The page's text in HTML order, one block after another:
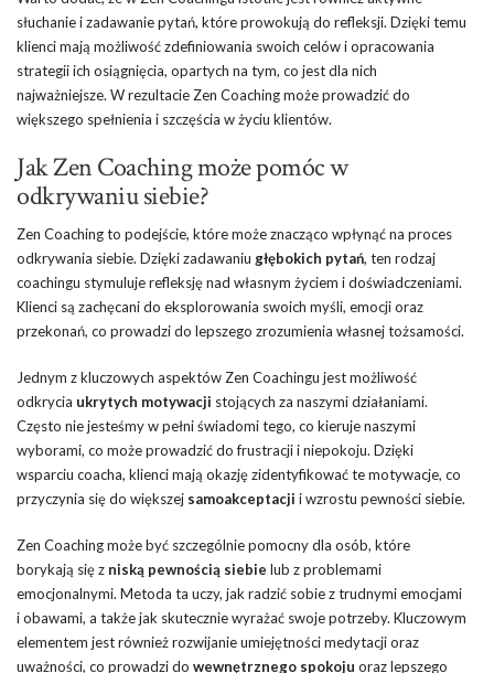
słuchanie i zadawanie pytań, które prowokują do refleksji. Dzięki temu
klienci mają możliwość zdefiniowania swoich celów i opracowania
strategii ich osiągnięcia, opartych na tym, co jest dla nich
najważniejsze. W rezultacie Zen Coaching może prowadzić do
większego spełnienia i szczęścia w życiu klientów.
Jak Zen Coaching może pomóc w
odkrywaniu siebie?
Zen Coaching to podejście, które może znacząco wpłynąć na proces
odkrywania siebie. Dzięki zadawaniu głębokich pytań, ten rodzaj
coachingu stymuluje refleksję nad własnym życiem i doświadczeniami.
Klienci są zachęcani do eksplorowania swoich myśli, emocji oraz
przekonań, co prowadzi do lepszego zrozumienia własnej tożsamości.
Jednym z kluczowych aspektów Zen Coachingu jest możliwość
odkrycia ukrytych motywacji stojących za naszymi działaniami.
Często nie jesteśmy w pełni świadomi tego, co kieruje naszymi
wyborami, co może prowadzić do frustracji i niepokoju. Dzięki
wsparciu coacha, klienci mają okazję zidentyfikować te motywacje, co
przyczynia się do większej samoakceptacji i wzrostu pewności siebie.
Zen Coaching może być szczególnie pomocny dla osób, które
borykają się z niską pewnością siebie lub z problemami
emocjonalnymi. Metoda ta uczy, jak radzić sobie z trudnymi emocjami
i obawami, a także jak skutecznie wyrażać swoje potrzeby. Kluczowym
elementem jest również rozwijanie umiejętności medytacji oraz
uważności, co prowadzi do wewnętrznego spokoju oraz lepszego